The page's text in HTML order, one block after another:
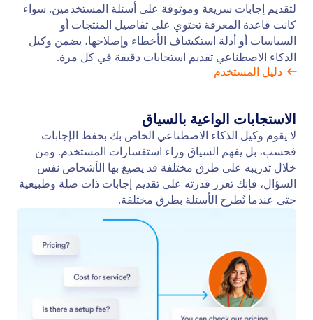
لتقديم إجابات سريعة وموثوقة على أسئلة المستخدمين. سواء
كانت قاعدة المعرفة تحتوي على تفاصيل المنتجات أو
السياسات أو أدلة استكشاف الأخطاء وإصلاحها، يضمن وكيل
الذكاء الاصطناعي تقديم استجابات دقيقة في كل مرة.
دليل المستخدم
الاستجابات الواعية بالسياق
لا يقوم وكيل الذكاء الاصطناعي الخاص بك بحفظ الإجابات
فحسب، بل يفهم السياق وراء استفسارات المستخدم. ومن
خلال تدريبه على طرق مختلفة قد يصيغ بها الأشخاص نفس
السؤال، فإنك تعزز قدرته على تقديم إجابات ذات صلة وطبيعية
حتى عندما تُطرح الأسئلة بطرق مختلفة.